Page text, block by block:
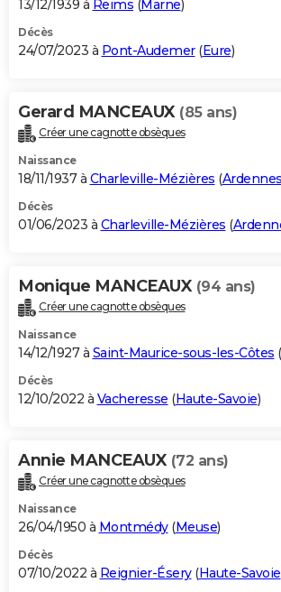
13/12/1939 à Reims (Marne)
Décès
24/07/2023 à Pont-Audemer(Eure)
Gerard MANCEAUX (85 ans)
Créer une cagnotte obsèques
Naissance
18/11/1937 à Charleville-Mézières (Ardennes
Décès
01/06/2023 à Charleville-Mézières (
Monique MANCEAUX (94 ans)
Créer une cagnotte obsèques
Naissance
14/12/1927 à Saint-Maurice-sous-les-Côtes (
Décès
12/10/2022 à Vacheresse (Haute-Savoie)
Annie MANCEAUX (72 ans)
Créer une cagnotte obsèques
Naissance
26/04/1950 à Montmédy(Meuse)
Décès
07/10/2022 à Reignier-Ésery(Haute-Savoie